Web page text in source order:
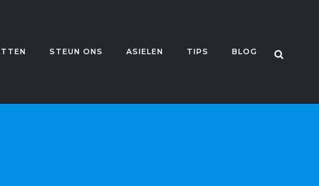
STEUN ONS ASIELEN TIPS BLOG